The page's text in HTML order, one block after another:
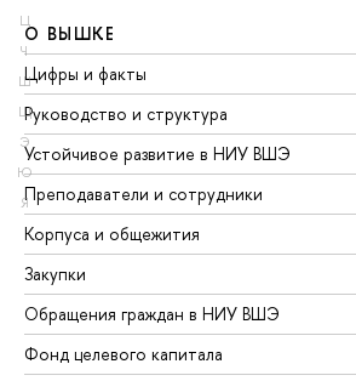
Ц
Ч
Ш
Щ
Э
Ю
Я
О ВЫШКЕ
Цифры и факты
Руководство и структура
Устойчивое развитие в НИУ ВШЭ
Преподаватели и сотрудники
Корпуса и общежития
Закупки
Обращения граждан в НИУ ВШЭ
Фонд целевого капитала